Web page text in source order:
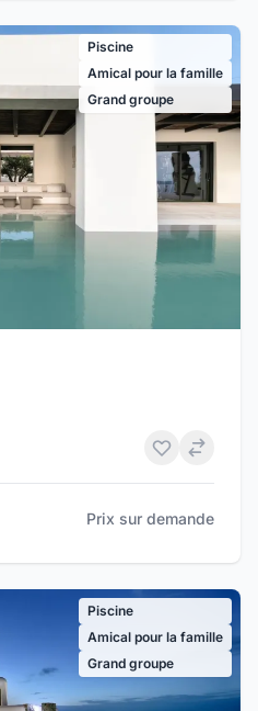
Piscine
Amical pour la famille
Grand groupe
Prix sur demande
Piscine
Amical pour la famille
Grand groupe